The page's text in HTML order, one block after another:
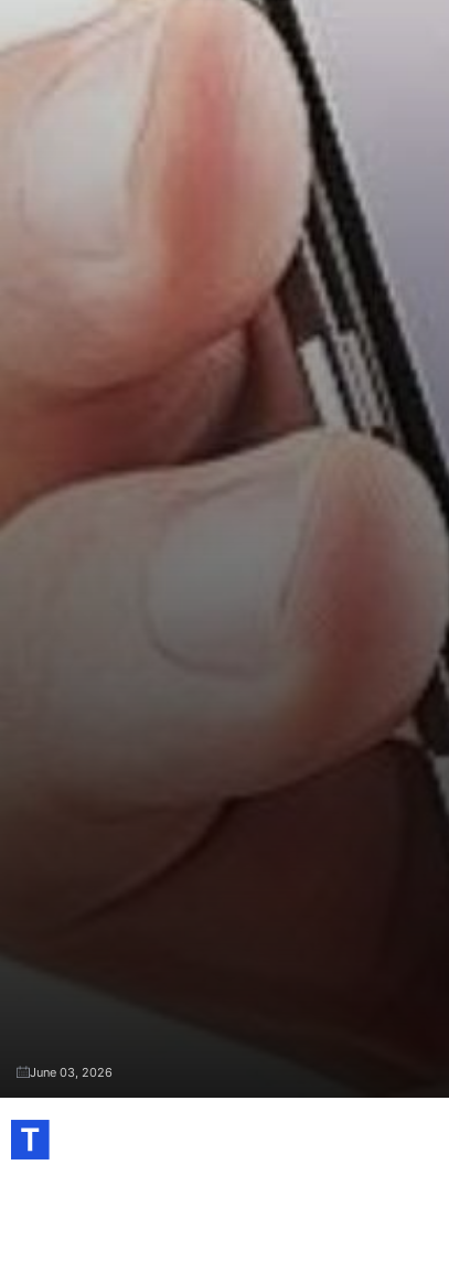
June 03, 2026